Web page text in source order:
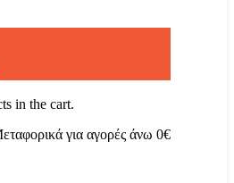
in the cart.
για αγορές άνω 0€